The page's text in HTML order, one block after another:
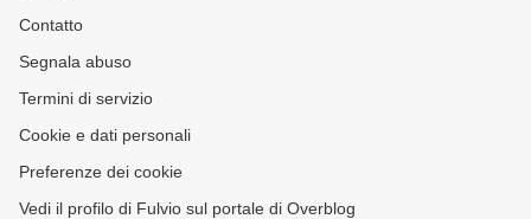
Contatto
Segnala abuso
Termini di servizio
Cookie e dati personali
Preferenze dei cookie
Vedi il profilo di Fulvio sul portale di Overblog